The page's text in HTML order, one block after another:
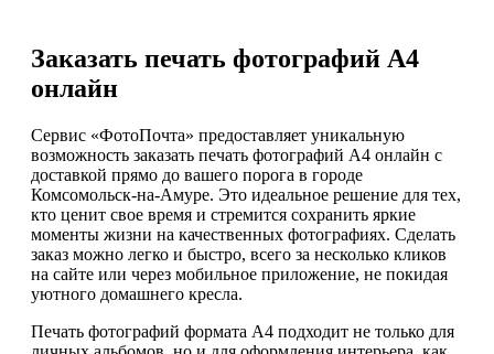
Заказать печать фотографий А4
онлайн
Сервис «ФотоПочта» предоставляет уникальную
возможность заказать печать фотографий А4 онлайн с
доставкой прямо до вашего порога в городе
Комсомольск-на-Амуре. Это идеальное решение для тех,
кто ценит свое время и стремится сохранить яркие
моменты жизни на качественных фотографиях. Сделать
заказ можно легко и быстро, всего за несколько кликов
на сайте или через мобильное приложение, не покидая
уютного домашнего кресла.
Печать фотографий формата А4 подходит не только для